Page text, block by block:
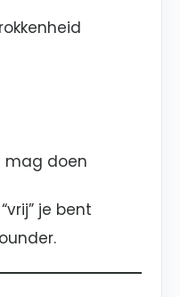
mag doen
je bent